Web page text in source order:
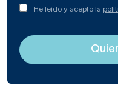
He leído y acepto la